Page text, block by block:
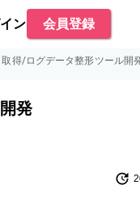
ン 会員登録
得/ログデータ整形ツール開
発